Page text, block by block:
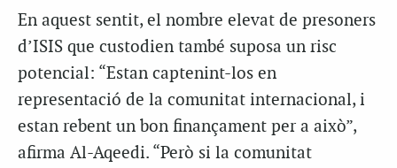
En aquest sentit, el nombre elevat de presoners
d’ISIS que custodien també suposa un risc
potencial: “Estan captenint-los en
representació de la comunitat internacional, i
estan rebent un bon finançament per a això”,
afirma Al-Aqeedi. “Però si la comunitat